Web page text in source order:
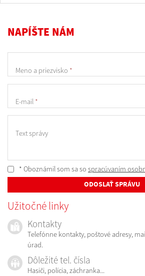
NAPÍŠTE NÁM
Meno a priezvisko *
E-mail *
Text správy
* Oboznámil som sa so spracúvaním
ODOSLAŤ SPRÁVU
Užitočné linky
Kontakty
Telefónne kontakty, poštové adresy,
úrad.
Dôležité tel. čísla
Hasiči, polícia, záchranka...